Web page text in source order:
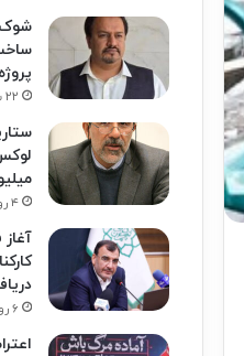
شوک
۲۲ ساعت پیش
۴ روز پیش
۶ روز پیش